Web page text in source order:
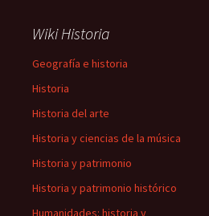
Wiki Historia
Geografía e historia
Historia
Historia del arte
Historia y ciencias de la música
Historia y patrimonio
Historia y patrimonio histórico
Humanidades: historia y